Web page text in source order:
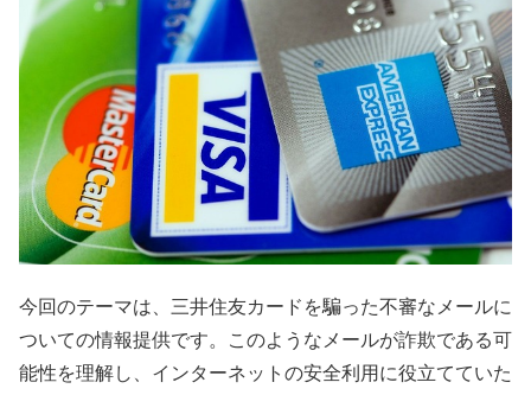
今回のテーマは、三井住友カードを騙った不審なメールに
ついての情報提供です。このようなメールが詐欺である可
能性を理解し、インターネットの安全利用に役立てていた